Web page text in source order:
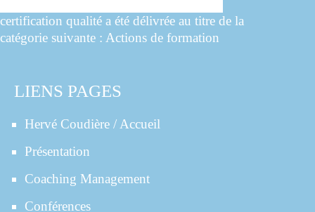
certification qualité a été délivrée au titre de la
catégorie suivante : Actions de formation
LIENS PAGES
Hervé Coudière / Accueil
Présentation
Coaching Management
Conférences